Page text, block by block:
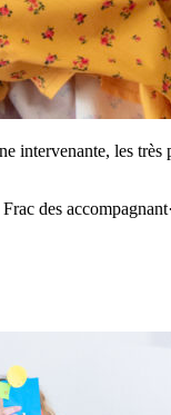
intervenante, les
des